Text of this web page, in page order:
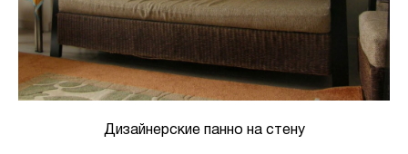
Дизайнерские панно на стену